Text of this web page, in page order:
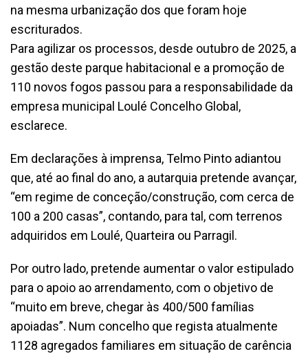
na mesma urbanização dos que foram hoje
escriturados.
Para agilizar os processos, desde outubro de 2025, a
gestão deste parque habitacional e a promoção de
110 novos fogos passou para a responsabilidade da
empresa municipal Loulé Concelho Global,
esclarece.
Em declarações à imprensa, Telmo Pinto adiantou
que, até ao final do ano, a autarquia pretende avançar,
“em regime de conceção/construção, com cerca de
100 a 200 casas”, contando, para tal, com terrenos
adquiridos em Loulé, Quarteira ou Parragil.
Por outro lado, pretende aumentar o valor estipulado
para o apoio ao arrendamento, com o objetivo de
“muito em breve, chegar às 400/500 famílias
apoiadas”. Num concelho que regista atualmente
1128 agregados familiares em situação de carência